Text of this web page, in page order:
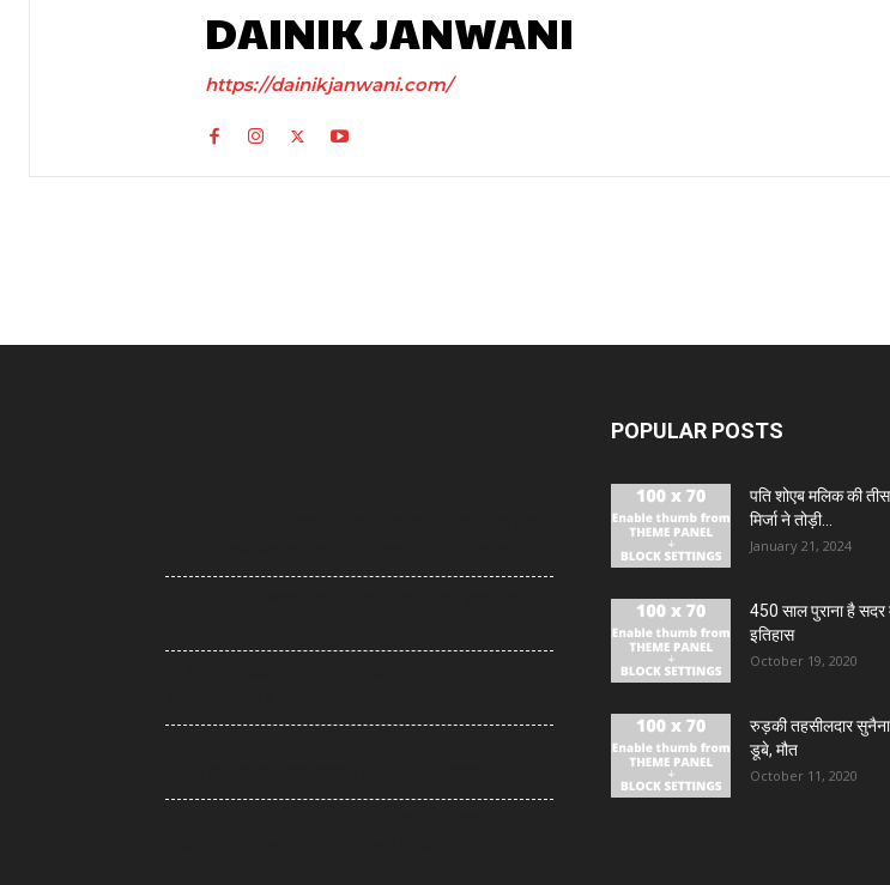
DAINIK JANWANI
https://dainikjanwani.com/
POPULAR POSTS
पति शोएब मलिक की
मिर्जा ने तोड़ी...
January 21, 2024
450 साल पुराना है सदर
इतिहास
October 19, 2020
रुड़की तहसीलदार सुनैना
डूबे, मौत
October 11, 2020